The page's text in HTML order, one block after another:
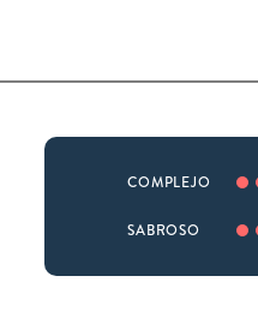
COMPLEJO
SABROSO